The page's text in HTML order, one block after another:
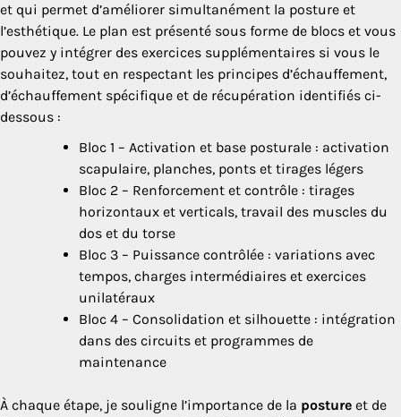
et qui permet d’améliorer simultanément la posture et
l’esthétique. Le plan est présenté sous forme de blocs et vous
pouvez y intégrer des exercices supplémentaires si vous le
souhaitez, tout en respectant les principes d’échauffement,
d’échauffement spécifique et de récupération identifiés ci-
dessous :
Bloc 1 – Activation et base posturale : activation
scapulaire, planches, ponts et tirages légers
Bloc 2 – Renforcement et contrôle : tirages
horizontaux et verticals, travail des muscles du
dos et du torse
Bloc 3 – Puissance contrôlée : variations avec
tempos, charges intermédiaires et exercices
unilatéraux
Bloc 4 – Consolidation et silhouette : intégration
dans des circuits et programmes de
maintenance
À chaque étape, je souligne l’importance de la posture et de